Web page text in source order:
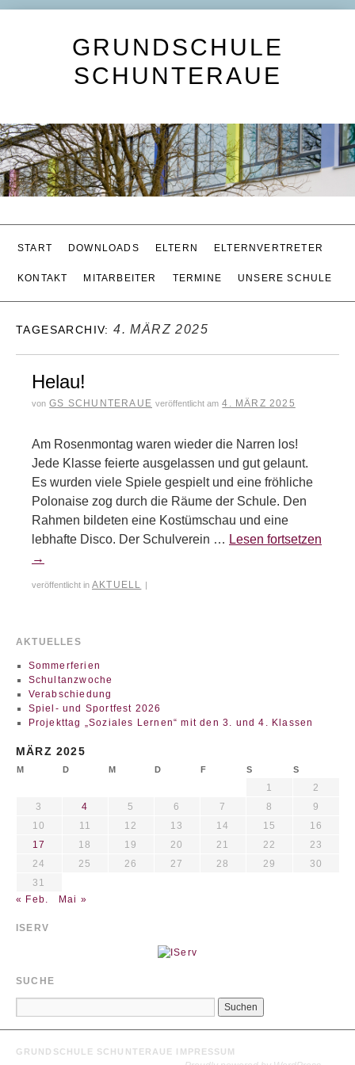
GRUNDSCHULE
SCHUNTERAUE
START DOWNLOADS ELTERN ELTERNVERTRETER
KONTAKT MITARBEITER TERMINE UNSERE SCHULE
TAGESARCHIV:4. MÄRZ 2025
Helau!
von GS SCHUNTERAUE veröffentlicht am 4. MÄRZ 2025
Am Rosenmontag waren wieder die Narren los!
Jede Klasse feierte ausgelassen und gut gelaunt.
Es wurden viele Spiele gespielt und eine fröhliche
Polonaise zog durch die Räume der Schule. Den
Rahmen bildeten eine Kostümschau und eine
lebhafte Disco. Der Schulverein … Lesen fortsetzen
→
veröffentlicht in AKTUELL
AKTUELLES
Sommerferien
Schultanzwoche
Verabschiedung
Spiel- und Sportfest 2026
Projekttag „Soziales Lernen“ mit den 3. und 4. Klassen
MÄRZ 2025
M D M D F S S
1
2
3
4 5 6 7 8
9
10
11 12 13 14 15
16
17
18 19 20 21 22
23
24
25 26 27 28 29
30
31
« Feb.
Mai »
ISERV
SUCHE
GRUNDSCHULE SCHUNTERAUE IMPRESSUM